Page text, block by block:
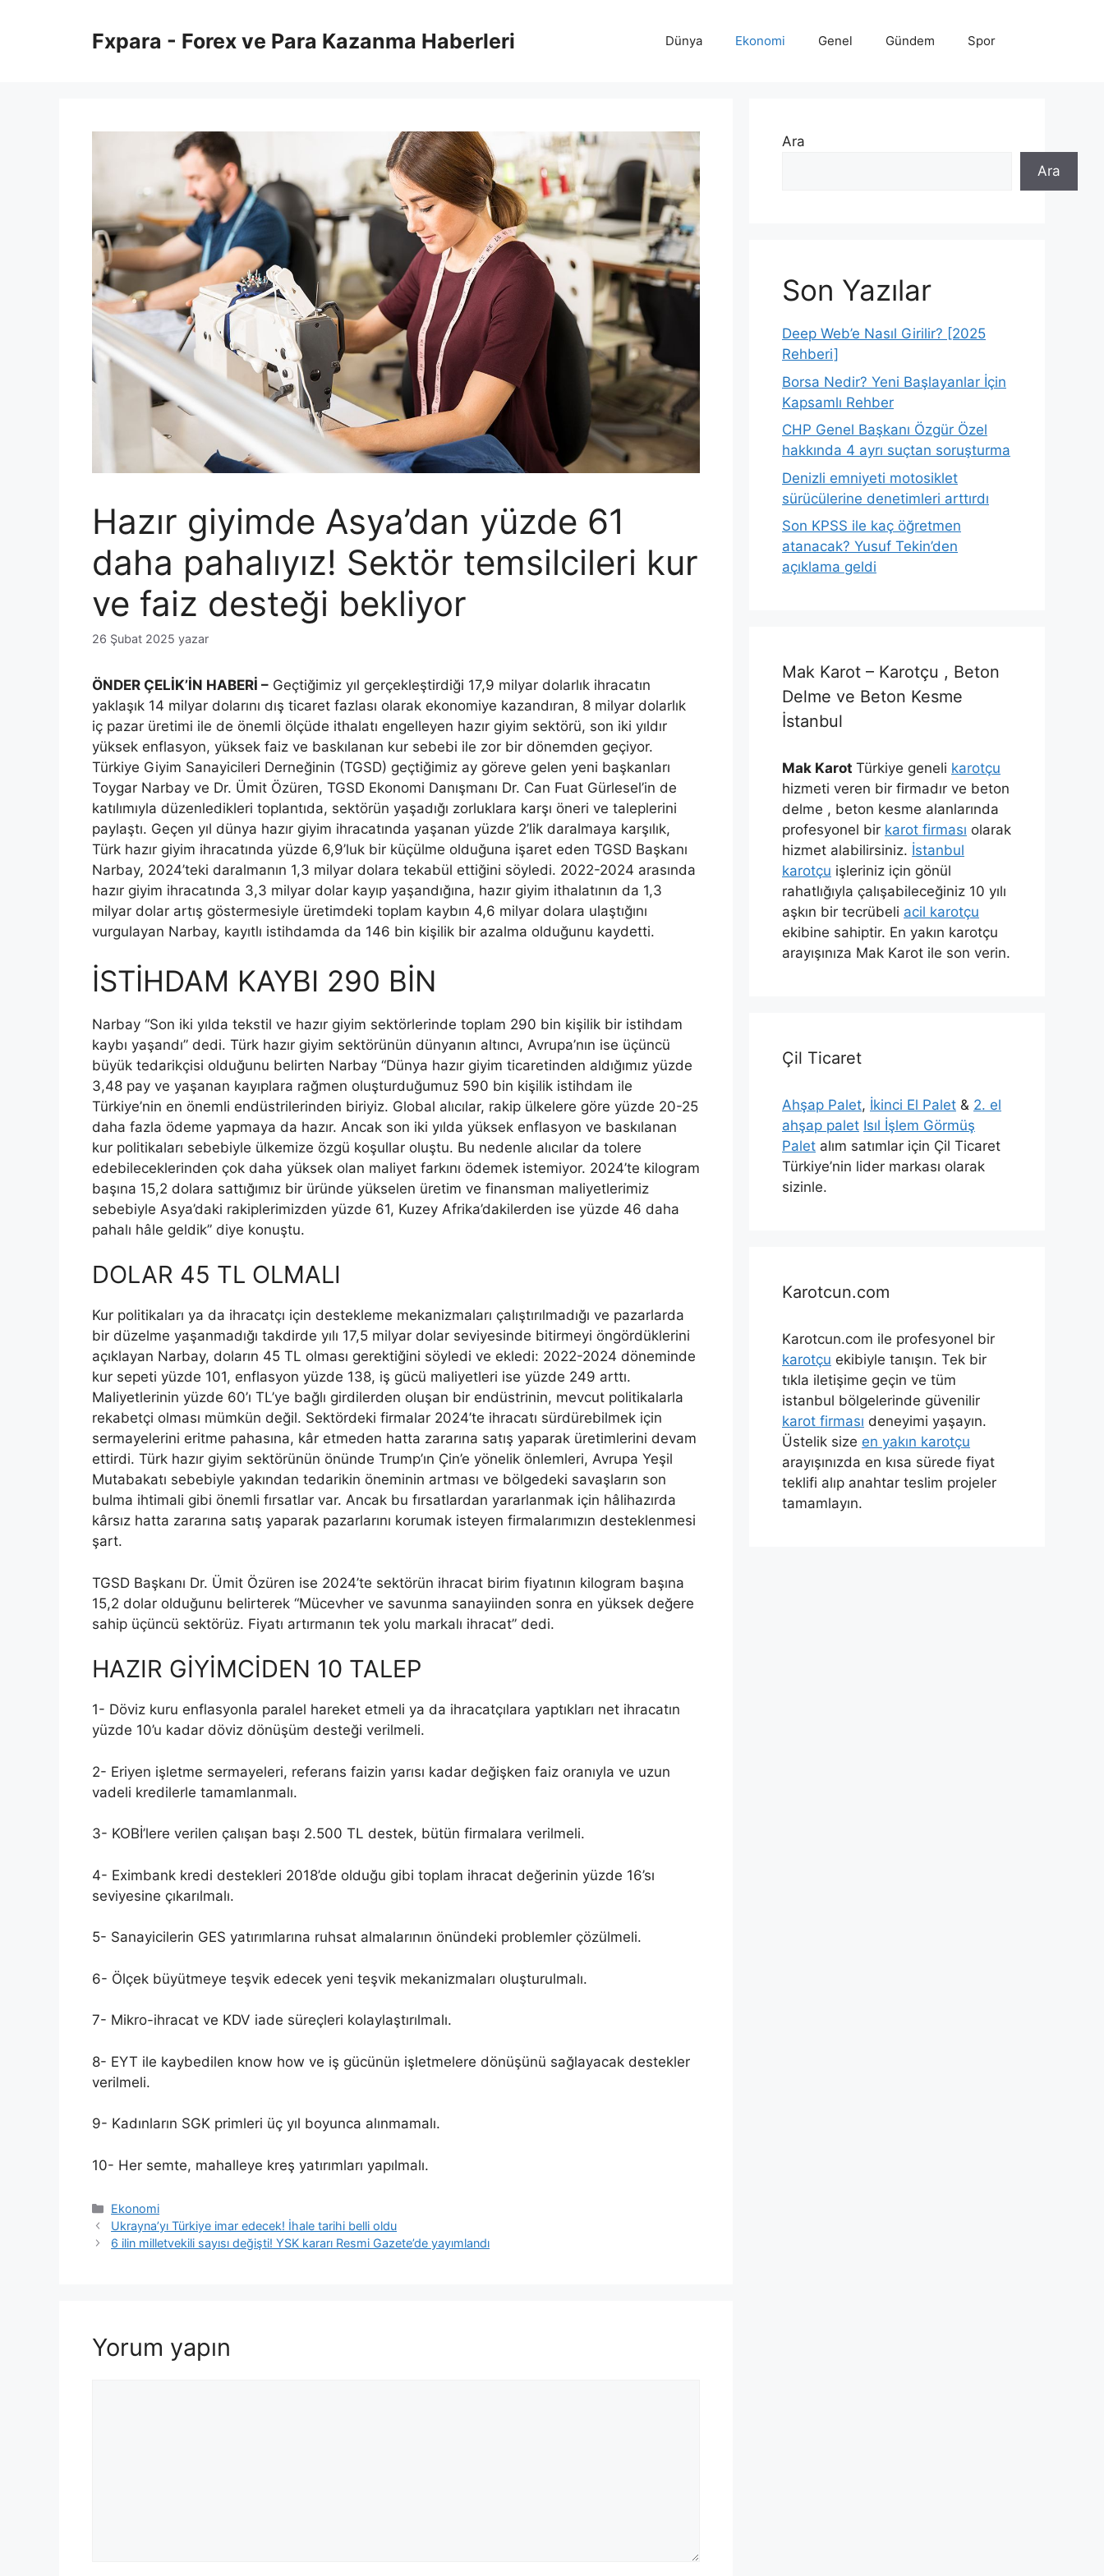
Fxpara - Forex ve Para Kazanma Haberleri Dünya Ekonomi Genel Gündem Spor
Hazır giyimde Asya’dan yüzde 61
daha pahalıyız! Sektör temsilcileri kur
ve faiz desteği bekliyor
26 Şubat 2025 yazar
ÖNDER ÇELİK’İN HABERİ – Geçtiğimiz yıl gerçekleştirdiği 17,9 milyar dolarlık ihracatın
yaklaşık 14 milyar dolarını dış ticaret fazlası olarak ekonomiye kazandıran, 8 milyar dolarlık
iç pazar üretimi ile de önemli ölçüde ithalatı engelleyen hazır giyim sektörü, son iki yıldır
yüksek enflasyon, yüksek faiz ve baskılanan kur sebebi ile zor bir dönemden geçiyor.
Türkiye Giyim Sanayicileri Derneğinin (TGSD) geçtiğimiz ay göreve gelen yeni başkanları
Toygar Narbay ve Dr. Ümit Özüren, TGSD Ekonomi Danışmanı Dr. Can Fuat Gürlesel’in de
katılımıyla düzenledikleri toplantıda, sektörün yaşadığı zorluklara karşı öneri ve taleplerini
paylaştı. Geçen yıl dünya hazır giyim ihracatında yaşanan yüzde 2’lik daralmaya karşılık,
Türk hazır giyim ihracatında yüzde 6,9’luk bir küçülme olduğuna işaret eden TGSD Başkanı
Narbay, 2024’teki daralmanın 1,3 milyar dolara tekabül ettiğini söyledi. 2022-2024 arasında
hazır giyim ihracatında 3,3 milyar dolar kayıp yaşandığına, hazır giyim ithalatının da 1,3
milyar dolar artış göstermesiyle üretimdeki toplam kaybın 4,6 milyar dolara ulaştığını
vurgulayan Narbay, kayıtlı istihdamda da 146 bin kişilik bir azalma olduğunu kaydetti.
İSTİHDAM KAYBI 290 BİN
Narbay “Son iki yılda tekstil ve hazır giyim sektörlerinde toplam 290 bin kişilik bir istihdam
kaybı yaşandı” dedi. Türk hazır giyim sektörünün dünyanın altıncı, Avrupa’nın ise üçüncü
büyük tedarikçisi olduğunu belirten Narbay “Dünya hazır giyim ticaretinden aldığımız yüzde
3,48 pay ve yaşanan kayıplara rağmen oluşturduğumuz 590 bin kişilik istihdam ile
Türkiye’nin en önemli endüstrilerinden biriyiz. Global alıcılar, rakip ülkelere göre yüzde 20-25
daha fazla ödeme yapmaya da hazır. Ancak son iki yılda yüksek enflasyon ve baskılanan
kur politikaları sebebiyle ülkemize özgü koşullar oluştu. Bu nedenle alıcılar da tolere
edebileceklerinden çok daha yüksek olan maliyet farkını ödemek istemiyor. 2024’te kilogram
başına 15,2 dolara sattığımız bir üründe yükselen üretim ve finansman maliyetlerimiz
sebebiyle Asya’daki rakiplerimizden yüzde 61, Kuzey Afrika’dakilerden ise yüzde 46 daha
pahalı hâle geldik” diye konuştu.
DOLAR 45 TL OLMALI
Kur politikaları ya da ihracatçı için destekleme mekanizmaları çalıştırılmadığı ve pazarlarda
bir düzelme yaşanmadığı takdirde yılı 17,5 milyar dolar seviyesinde bitirmeyi öngördüklerini
açıklayan Narbay, doların 45 TL olması gerektiğini söyledi ve ekledi: 2022-2024 döneminde
kur sepeti yüzde 101, enflasyon yüzde 138, iş gücü maliyetleri ise yüzde 249 arttı.
Maliyetlerinin yüzde 60’ı TL’ye bağlı girdilerden oluşan bir endüstrinin, mevcut politikalarla
rekabetçi olması mümkün değil. Sektördeki firmalar 2024’te ihracatı sürdürebilmek için
sermayelerini eritme pahasına, kâr etmeden hatta zararına satış yaparak üretimlerini devam
ettirdi. Türk hazır giyim sektörünün önünde Trump’ın Çin’e yönelik önlemleri, Avrupa Yeşil
Mutabakatı sebebiyle yakından tedarikin öneminin artması ve bölgedeki savaşların son
bulma ihtimali gibi önemli fırsatlar var. Ancak bu fırsatlardan yararlanmak için hâlihazırda
kârsız hatta zararına satış yaparak pazarlarını korumak isteyen firmalarımızın desteklenmesi
şart.
TGSD Başkanı Dr. Ümit Özüren ise 2024’te sektörün ihracat birim fiyatının kilogram başına
15,2 dolar olduğunu belirterek “Mücevher ve savunma sanayiinden sonra en yüksek değere
sahip üçüncü sektörüz. Fiyatı artırmanın tek yolu markalı ihracat” dedi.
HAZIR GİYİMCİDEN 10 TALEP
1- Döviz kuru enflasyonla paralel hareket etmeli ya da ihracatçılara yaptıkları net ihracatın
yüzde 10’u kadar döviz dönüşüm desteği verilmeli.
2- Eriyen işletme sermayeleri, referans faizin yarısı kadar değişken faiz oranıyla ve uzun
vadeli kredilerle tamamlanmalı.
3- KOBİ’lere verilen çalışan başı 2.500 TL destek, bütün firmalara verilmeli.
4- Eximbank kredi destekleri 2018’de olduğu gibi toplam ihracat değerinin yüzde 16’sı
seviyesine çıkarılmalı.
5- Sanayicilerin GES yatırımlarına ruhsat almalarının önündeki problemler çözülmeli.
6- Ölçek büyütmeye teşvik edecek yeni teşvik mekanizmaları oluşturulmalı.
7- Mikro-ihracat ve KDV iade süreçleri kolaylaştırılmalı.
8- EYT ile kaybedilen know how ve iş gücünün işletmelere dönüşünü sağlayacak destekler
verilmeli.
9- Kadınların SGK primleri üç yıl boyunca alınmamalı.
10- Her semte, mahalleye kreş yatırımları yapılmalı.
Kategoriler
Ekonomi
Ukrayna’yı Türkiye imar edecek! İhale tarihi belli oldu
6 ilin milletvekili sayısı değişti! YSK kararı Resmi Gazete’de yayımlandı
Yorum yapın
Ara
Ara
Son Yazılar
Deep Web’e Nasıl Girilir? [2025
Rehberi]
Borsa Nedir? Yeni Başlayanlar İçin
Kapsamlı Rehber
CHP Genel Başkanı Özgür Özel
hakkında 4 ayrı suçtan soruşturma
Denizli emniyeti motosiklet
sürücülerine denetimleri arttırdı
Son KPSS ile kaç öğretmen
atanacak? Yusuf Tekin’den
açıklama geldi
Mak Karot – Karotçu , Beton
Delme ve Beton Kesme
İstanbul
Mak Karot Türkiye geneli karotçu
hizmeti veren bir firmadır ve beton
delme , beton kesme alanlarında
profesyonel bir karot firması olarak
hizmet alabilirsiniz. İstanbul
karotçu işleriniz için gönül
rahatlığıyla çalışabileceğiniz 10 yılı
aşkın bir tecrübeli acil karotçu
ekibine sahiptir. En yakın karotçu
arayışınıza Mak Karot ile son verin.
Çil Ticaret
Ahşap Palet, İkinci El Palet & 2. el
ahşap palet Isıl İşlem Görmüş
Palet alım satımlar için Çil Ticaret
Türkiye’nin lider markası olarak
sizinle.
Karotcun.com
Karotcun.com ile profesyonel bir
karotçu ekibiyle tanışın. Tek bir
tıkla iletişime geçin ve tüm
istanbul bölgelerinde güvenilir
karot firması deneyimi yaşayın.
Üstelik size en yakın karotçu
arayışınızda en kısa sürede fiyat
teklifi alıp anahtar teslim projeler
tamamlayın.